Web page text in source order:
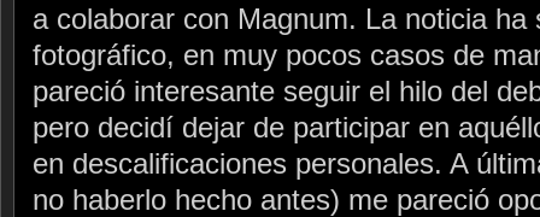
a colaborar con Magnum. La noticia ha
fotográfico, en muy pocos casos de
pareció interesante seguir el hilo del
pero decidí dejar de participar en
en descalificaciones personales. A
no haberlo hecho antes) me pareció